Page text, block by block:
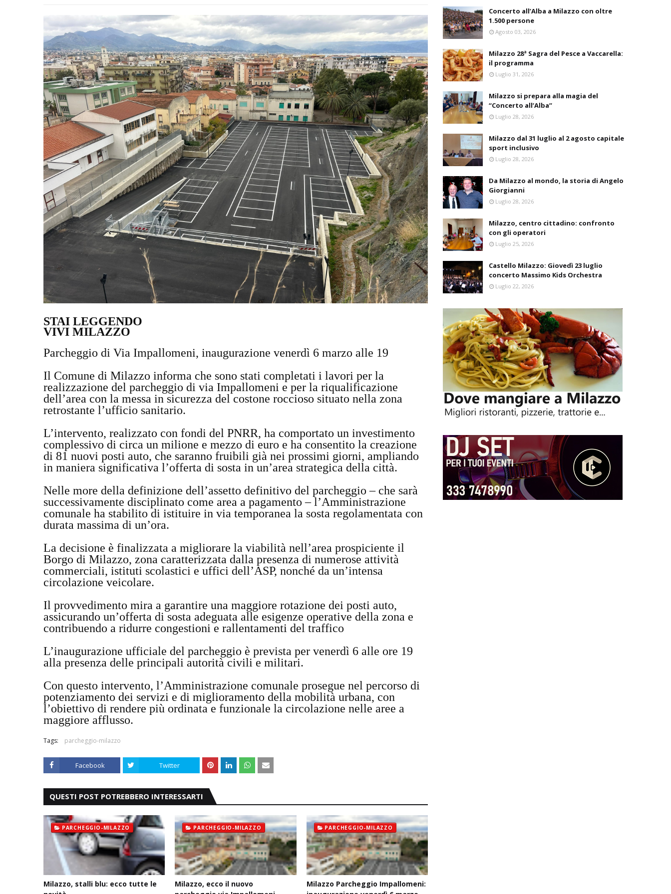
STAI LEGGENDO
VIVI MILAZZO
Parcheggio di Via Impallomeni, inaugurazione venerdì 6 marzo alle 19
Il Comune di Milazzo informa che sono stati completati i lavori per la
realizzazione del parcheggio di via Impallomeni e per la riqualificazione
dell’area con la messa in sicurezza del costone roccioso situato nella zona
retrostante l’ufficio sanitario.
L’intervento, realizzato con fondi del PNRR, ha comportato un investimento
complessivo di circa un milione e mezzo di euro e ha consentito la creazione
di 81 nuovi posti auto, che saranno fruibili già nei prossimi giorni, ampliando
in maniera significativa l’offerta di sosta in un’area strategica della città.
Nelle more della definizione dell’assetto definitivo del parcheggio – che sarà
successivamente disciplinato come area a pagamento – l’Amministrazione
comunale ha stabilito di istituire in via temporanea la sosta regolamentata con
durata massima di un’ora.
La decisione è finalizzata a migliorare la viabilità nell’area prospiciente il
Borgo di Milazzo, zona caratterizzata dalla presenza di numerose attività
commerciali, istituti scolastici e uffici dell’ASP, nonché da un’intensa
circolazione veicolare.
Il provvedimento mira a garantire una maggiore rotazione dei posti auto,
assicurando un’offerta di sosta adeguata alle esigenze operative della zona e
contribuendo a ridurre congestioni e rallentamenti del traffico
L’inaugurazione ufficiale del parcheggio è prevista per venerdì 6 alle ore 19
alla presenza delle principali autorità civili e militari.
Con questo intervento, l’Amministrazione comunale prosegue nel percorso di
potenziamento dei servizi e di miglioramento della mobilità urbana, con
l’obiettivo di rendere più ordinata e funzionale la circolazione nelle aree a
maggiore afflusso.
Tags: parcheggio-milazzo
Facebook Twitter
QUESTI POST POTREBBERO INTERESSARTI
PARCHEGGIO-MILAZZO
Milazzo, stalli blu: ecco tutte le
PARCHEGGIO-MILAZZO
Milazzo, ecco il nuovo
PARCHEGGIO-MILAZZO
Milazzo Parcheggio Impallomeni:
Concerto all’Alba a Milazzo con oltre
1.500 persone
Agosto 03, 2026
Milazzo 28ª Sagra del Pesce a Vaccarella:
il programma
Luglio 31, 2026
Milazzo si prepara alla magia del
“Concerto all’Alba”
Luglio 28, 2026
Milazzo dal 31 luglio al 2 agosto capitale
sport inclusivo
Luglio 28, 2026
Da Milazzo al mondo, la storia di Angelo
Giorgianni
Luglio 28, 2026
Milazzo, centro cittadino: confronto
con gli operatori
Luglio 25, 2026
Castello Milazzo: Giovedì 23 luglio
concerto Massimo Kids Orchestra
Luglio 22, 2026